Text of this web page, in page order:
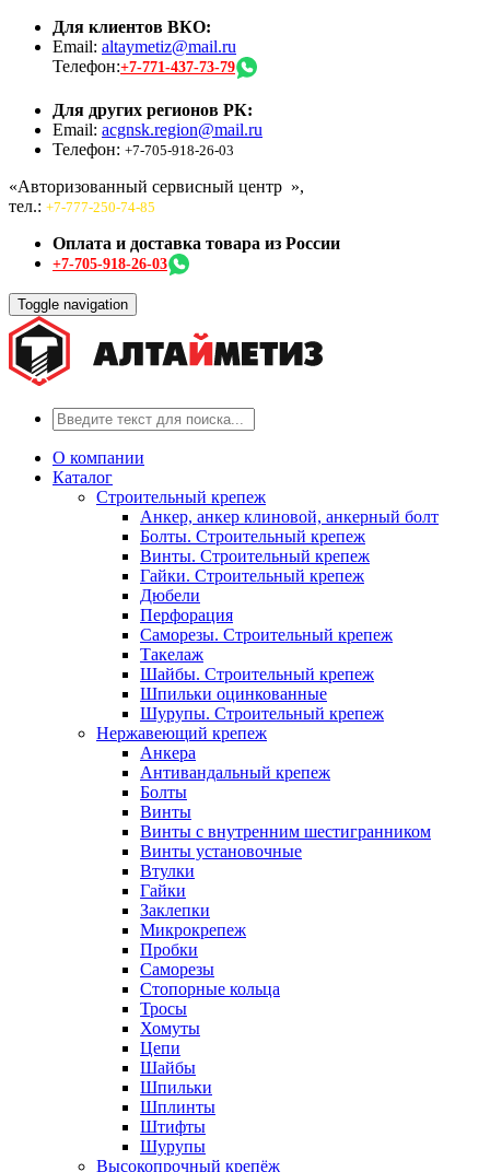
Для клиентов ВКО:
Email: altaymetiz@mail.ru
Телефон:+7-771-437-73-79
Для других регионов РК:
Email: acgnsk.region@mail.ru
Телефон: +7-705-918-26-03
«Авторизованный сервисный центр »,
тел.: +7-777-250-74-85
Оплата и доставка товара из России
+7-705-918-26-03
Toggle navigation
О компании
Каталог
Строительный крепеж
Анкер, анкер клиновой, анкерный болт
Болты. Строительный крепеж
Винты. Строительный крепеж
Гайки. Строительный крепеж
Дюбели
Перфорация
Саморезы. Строительный крепеж
Такелаж
Шайбы. Строительный крепеж
Шпильки оцинкованные
Шурупы. Строительный крепеж
Нержавеющий крепеж
Анкера
Антивандальный крепеж
Болты
Винты
Винты с внутренним шестигранником
Винты установочные
Втулки
Гайки
Заклепки
Микрокрепеж
Пробки
Саморезы
Стопорные кольца
Тросы
Хомуты
Цепи
Шайбы
Шпильки
Шплинты
Штифты
Шурупы
Высокопрочный крепёж